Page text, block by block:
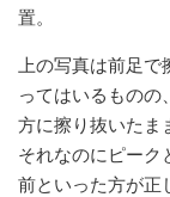
置。
上の写真は前足
ってはいるものの
方に擦り抜いたま
それなのにピーク
前といった方が正